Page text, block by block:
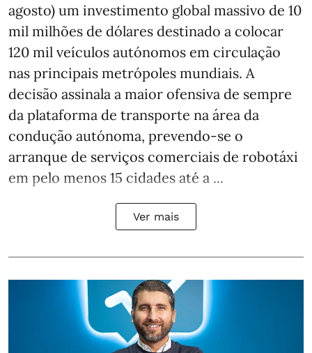
agosto) um investimento global massivo de 10
mil milhões de dólares destinado a colocar
120 mil veículos autónomos em circulação
nas principais metrópoles mundiais. A
decisão assinala a maior ofensiva de sempre
da plataforma de transporte na área da
condução autónoma, prevendo-se o
arranque de serviços comerciais de robotáxi
em pelo menos 15 cidades até a ...
Ver mais